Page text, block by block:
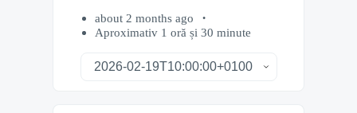
about 2 months ago
Aproximativ 1 oră și 30 minute